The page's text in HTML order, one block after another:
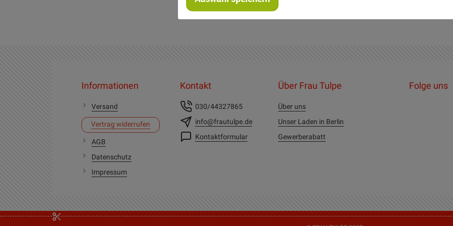
Informationen
Versand
Vertrag widerrufen
AGB
Datenschutz
Impressum
Kontakt
030/44327865
info@frautulpe.de
Kontaktformular
Über Frau Tulpe
Über uns
Unser Laden in Berlin
Gewerberabatt
Folge uns